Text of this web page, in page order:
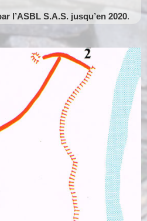
l’ASBL S.A.S. jusqu’en 2020.